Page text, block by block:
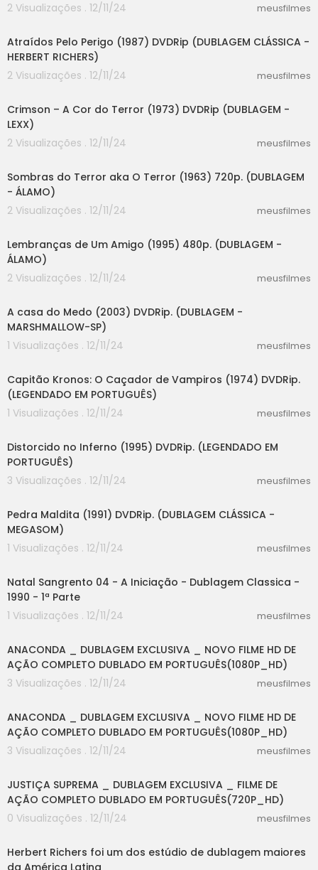
2 Visualizações . 12/11/24
meusfilmes
Atraídos Pelo Perigo (1987) DVDRip (DUBLAGEM CLÁSSICA -
HERBERT RICHERS)
2 Visualizações . 12/11/24
meusfilmes
Crimson – A Cor do Terror (1973) DVDRip (DUBLAGEM -
LEXX)
2 Visualizações . 12/11/24
meusfilmes
Sombras do Terror aka O Terror (1963) 720p. (DUBLAGEM
- ÁLAMO)
2 Visualizações . 12/11/24
meusfilmes
Lembranças de Um Amigo (1995) 480p. (DUBLAGEM -
ÁLAMO)
2 Visualizações . 12/11/24
meusfilmes
A casa do Medo (2003) DVDRip. (DUBLAGEM -
MARSHMALLOW-SP)
1 Visualizações . 12/11/24
meusfilmes
Capitão Kronos: O Caçador de Vampiros (1974) DVDRip.
(LEGENDADO EM PORTUGUÊS)
1 Visualizações . 12/11/24
meusfilmes
Distorcido no Inferno (1995) DVDRip. (LEGENDADO EM
PORTUGUÊS)
3 Visualizações . 12/11/24
meusfilmes
Pedra Maldita (1991) DVDRip. (DUBLAGEM CLÁSSICA -
MEGASOM)
1 Visualizações . 12/11/24
meusfilmes
Natal Sangrento 04 - A Iniciação - Dublagem Classica -
1990 - 1ª Parte
1 Visualizações . 12/11/24
meusfilmes
ANACONDA _ DUBLAGEM EXCLUSIVA _ NOVO FILME HD DE
AÇÃO COMPLETO DUBLADO EM PORTUGUÊS(1080P_HD)
3 Visualizações . 12/11/24
meusfilmes
ANACONDA _ DUBLAGEM EXCLUSIVA _ NOVO FILME HD DE
AÇÃO COMPLETO DUBLADO EM PORTUGUÊS(1080P_HD)
3 Visualizações . 12/11/24
meusfilmes
JUSTIÇA SUPREMA _ DUBLAGEM EXCLUSIVA _ FILME DE
AÇÃO COMPLETO DUBLADO EM PORTUGUÊS(720P_HD)
0 Visualizações . 12/11/24
meusfilmes
Herbert Richers foi um dos estúdio de dublagem maiores
da América Latina